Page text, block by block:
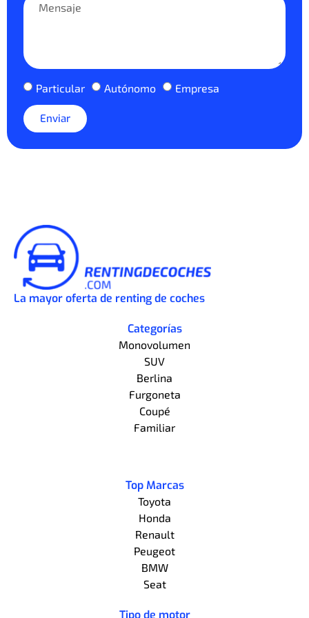
Particular Autónomo Empresa
Enviar
La mayor oferta de renting de coches
Categorías
Monovolumen
SUV
Berlina
Furgoneta
Coupé
Familiar
Top Marcas
Toyota
Honda
Renault
Peugeot
BMW
Seat
Tipo de motor